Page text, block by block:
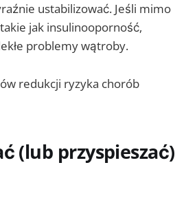
ustabilizować. Jeśli mimo
jak insulinooporność,
problemy wątroby.
redukcji ryzyka chorób
(lub przyspieszać)